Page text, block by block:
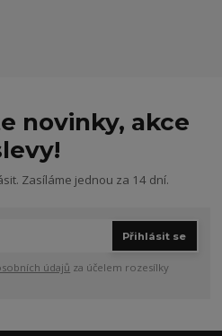
novinky, akce
Zasíláme jednou za 14 dní.
Přihlásit se
údajů za účelem rozesílky